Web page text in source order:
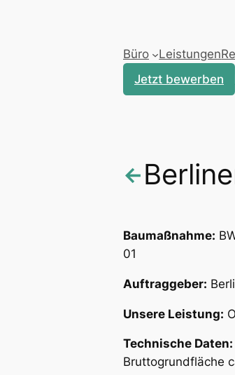
Büro Leistungen
Jetzt bewerben
←
Baumaßnahme:
01
Auftraggeber:
Unsere Leistung:
Technische Daten:
Bruttogrundfläche